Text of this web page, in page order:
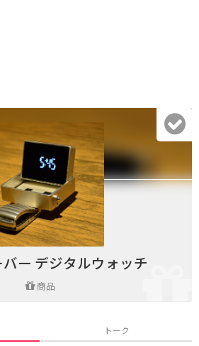
ー デジタルウォッチ
商品
トーク